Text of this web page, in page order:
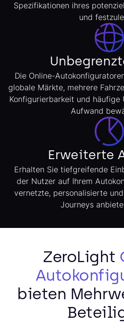
Spezifikationen ihres
und
Die Online-
globale Märkte, mehrere
Konfigurierbarkeit und
Aufwand
Erweiterte
Erhalten Sie tiefgreifende
der Nutzer auf Ihrem
vernetzte, personalisierte
Journeys
ZeroLight
bieten